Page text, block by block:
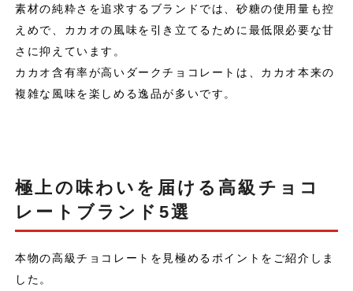
素材の純粋さを追求するブランドでは、砂糖の使用量も控
えめで、カカオの風味を引き立てるために最低限必要な甘
さに抑えています。
カカオ含有率が高いダークチョコレートは、カカオ本来の
複雑な風味を楽しめる逸品が多いです。
極上の味わいを届ける高級チョコ
レートブランド5選
本物の高級チョコレートを見極めるポイントをご紹介しま
した。